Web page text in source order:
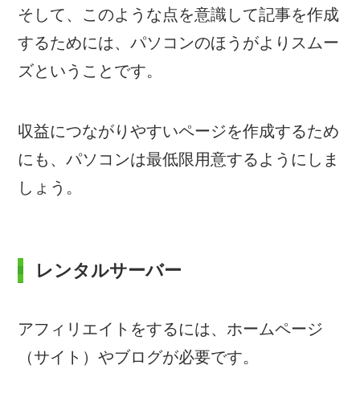
そして、このような点を意識して記事を作成
するためには、パソコンのほうがよりスムー
ズということです。
収益につながりやすいページを作成するため
にも、パソコンは最低限用意するようにしま
しょう。
レンタルサーバー
アフィリエイトをするには、ホームページ
（サイト）やブログが必要です。